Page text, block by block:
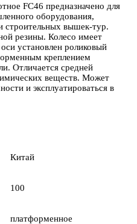
FС46 предназначено для
оборудования,
строительных вышек-тур.
резины. Колесо имеет
установлен роликовый
креплением
Отличается средней
веществ. Может
и эксплуатироваться в
Китай
100
платформенное